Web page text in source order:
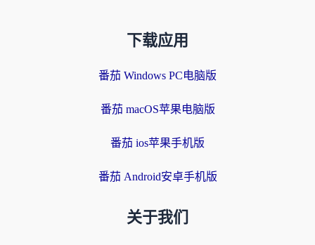
下载应用
番茄 Windows PC电脑版
番茄 macOS苹果电脑版
番茄 ios苹果手机版
番茄 Android安卓手机版
关于我们